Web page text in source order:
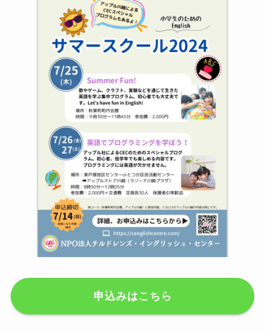
申込みはこちら